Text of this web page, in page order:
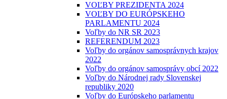
VOĽBY PREZIDENTA 2024
VOĽBY DO EURÓPSKEHO
PARLAMENTU 2024
Voľby do NR SR 2023
REFERENDUM 2023
Voľby do orgánov samosprávnych krajov
2022
Voľby do orgánov samosprávy obcí 2022
Voľby do Národnej rady Slovenskej
republiky 2020
Voľby do Európskeho parlamentu